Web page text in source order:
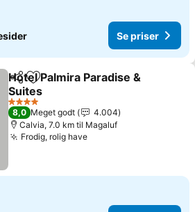
Se priser
Del Føj til favoritter
Hotel Palmira Paradise &
Suites
Se priser
4 Stjerner
8,0 Meget godt
4.004
Calvia, 7.0 km til Magaluf
Frodig, rolig haveSe priser